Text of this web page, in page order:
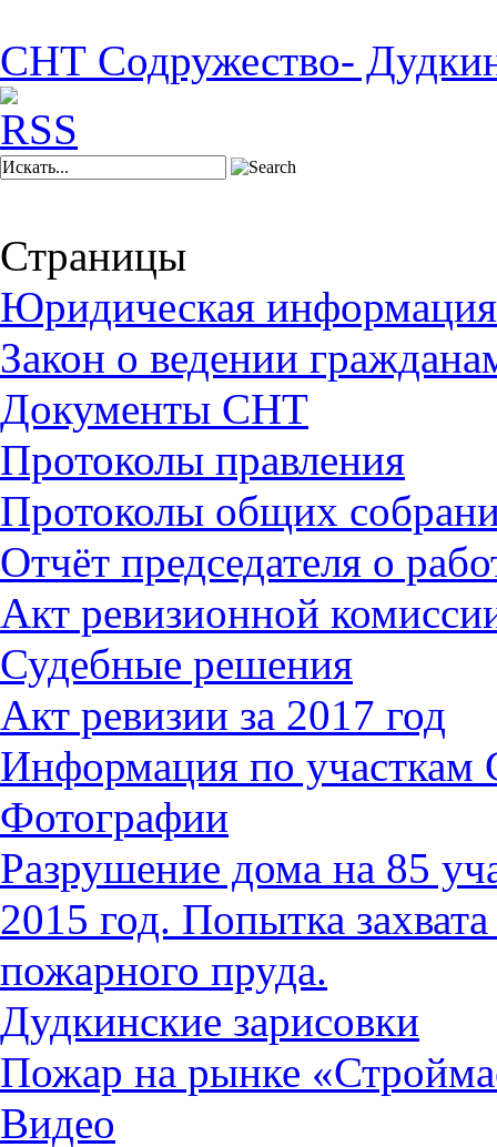
СНТ Содружество-
Страницы
Юридическая информация
Закон о ведении
Документы СНТ
Протоколы правления
Протоколы общих
Отчёт председателя о
Акт ревизионной
Судебные решения
Акт ревизии за 2017 год
Информация по
Фотографии
Разрушение дома на 85
2015 год. Попытка
пожарного пруда.
Дудкинские зарисовки
Пожар на рынке
Видео